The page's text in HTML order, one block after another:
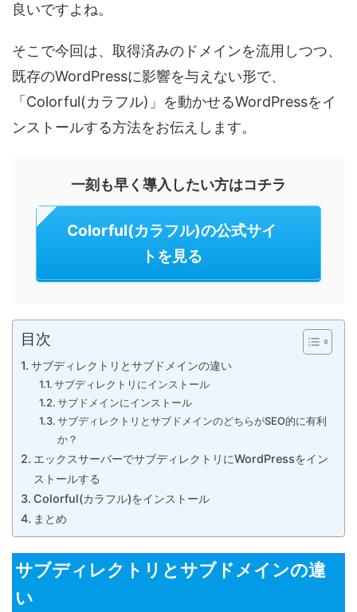
良いですよね。
そこで今回は、取得済みのドメインを流用しつつ、
既存のWordPressに影響を与えない形で、
「Colorful(カラフル)」を動かせるWordPressをイ
ンストールする方法をお伝えします。
一刻も早く導入したい方はコチラ
Colorful(カラフル)の公式サイ
トを見る
目次
サブディレクトリとサブドメインの違い
サブディレクトリにインストール
サブドメインにインストール
サブディレクトリとサブドメインのどちらがSEO的に有利
か？
エックスサーバーでサブディレクトリにWordPressをイン
ストールする
Colorful(カラフル)をインストール
まとめ
サブディレクトリとサブドメインの違
い